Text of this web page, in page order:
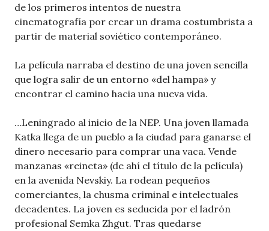
de los primeros intentos de nuestra
cinematografía por crear un drama costumbrista a
partir de material soviético contemporáneo.
La película narraba el destino de una joven sencilla
que logra salir de un entorno «del hampa» y
encontrar el camino hacia una nueva vida.
…Leningrado al inicio de la NEP. Una joven llamada
Katka llega de un pueblo a la ciudad para ganarse el
dinero necesario para comprar una vaca. Vende
manzanas «reineta» (de ahí el título de la película)
en la avenida Nevskiy. La rodean pequeños
comerciantes, la chusma criminal e intelectuales
decadentes. La joven es seducida por el ladrón
profesional Semka Zhgut. Tras quedarse